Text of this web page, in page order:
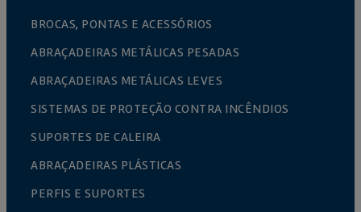
BROCAS, PONTAS E ACESSÓRIOS
ABRAÇADEIRAS METÁLICAS PESADAS
ABRAÇADEIRAS METÁLICAS LEVES
SISTEMAS DE PROTEÇÃO CONTRA INCÊNDIOS
SUPORTES DE CALEIRA
ABRAÇADEIRAS PLÁSTICAS
PERFIS E SUPORTES